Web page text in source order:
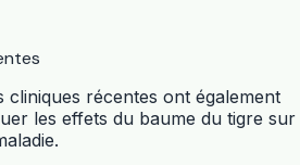
cliniques récentes ont également
les effets du baume du tigre sur